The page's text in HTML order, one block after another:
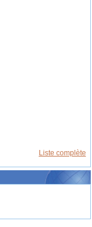
Liste complète